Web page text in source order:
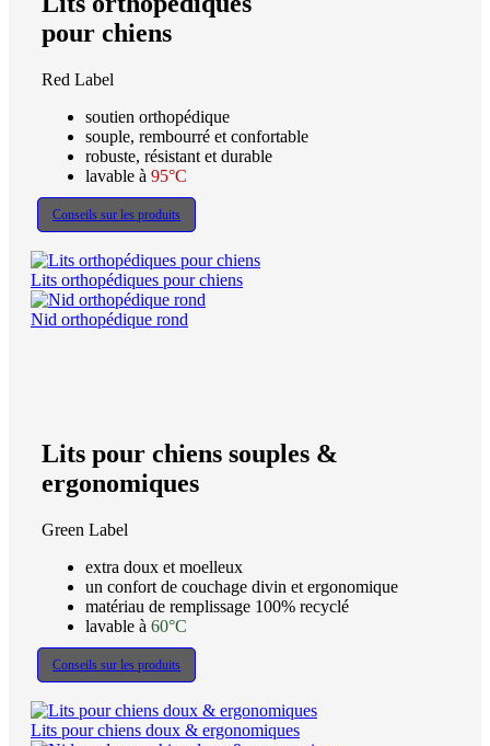
pour chiens
Red Label
soutien orthopédique
souple, rembourré et confortable
robuste, résistant et durable
lavable à 95°C
Conseils sur les produits
Lits orthopédiques pour chiens
Nid orthopédique rond
Lits pour chiens souples &
ergonomiques
Green Label
extra doux et moelleux
un confort de couchage divin et ergonomique
matériau de remplissage 100% recyclé
lavable à 60°C
Conseils sur les produits
Lits pour chiens doux & ergonomiques